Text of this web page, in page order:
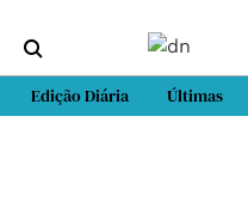
Edição Diária Últimas